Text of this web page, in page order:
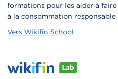
formations pour les aider à
à la consommation responsable
Vers Wikifin School